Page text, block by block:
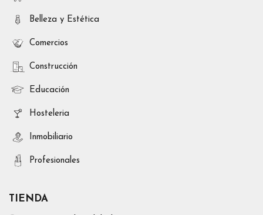
Belleza y Estética
Comercios
Construcción
Educación
Hosteleria
Inmobiliario
Profesionales
TIENDA